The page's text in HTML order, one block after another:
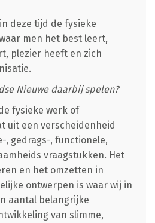
deze tijd de fysieke
men het best leert,
plezier heeft en zich
Nieuwe daarbij spelen?
fysieke werk of
uit een verscheidenheid
, gedrags-, functionele,
vraagstukken. Het
en het omzetten in
ontwerpen is waar wij in
aantal belangrijke
van slimme,